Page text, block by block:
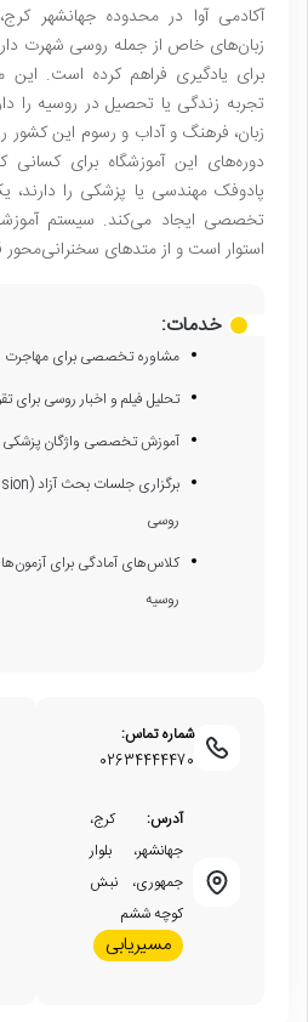
آکادمی آوا در محدوده جهانشهر
زبان‌های خاص از جمله روسی شهرت
برای یادگیری فراهم کرده است. این
تجربه زندگی یا تحصیل در روسیه را
زبان، فرهنگ و آداب و رسوم این کشور
دوره‌های این آموزشگاه برای
پادوفک مهندسی یا پزشکی را دارند،
تخصصی ایجاد می‌کند. سیستم آموزشی
استوار است و از متدهای
خدمات:
مشاوره تخصصی برای مهاجرت
تحلیل فیلم و اخبار روسی برای
آموزش تخصصی واژگان پزشکی
روسی
کلاس‌های آمادگی برای
روسیه
شماره تماس:
02634444470
آدرس: کرج،
جهانشهر، بلوار
جمهوری، نبش
کوچه ششم
مسیریابی